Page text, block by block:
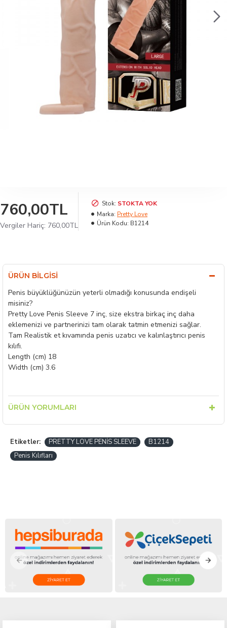
760,00TL
Vergiler Hariç: 760,00TL
Stok: STOKTA YOK
Marka: Pretty Love
Ürün Kodu: B1214
ÜRÜN BILGISI
Penis büyüklüğünüzün yeterli olmadığı konusunda endişeli
misiniz?
Pretty Love Penis Sleeve 7 inç, size ekstra birkaç inç daha
eklemenizi ve partnerinizi tam olarak tatmin etmenizi sağlar.
Tam Realistik et kıvamında penis uzatıcı ve kalınlaştırıcı penis
kılıfı.
Length (cm) 18
Width (cm) 3.6
ÜRÜN YORUMLARI
Etiketler: PRETTY LOVE PENİS SLEEVE
B1214
Penis Kılıfları